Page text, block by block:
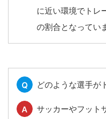
に近い環境でトレ
の割合となってい
Q どのような選手が
A
サッカーやフット